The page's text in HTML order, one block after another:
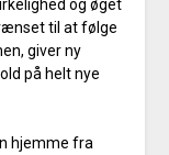
og øget
til at følge
giver ny
på helt nye
hjemme fra